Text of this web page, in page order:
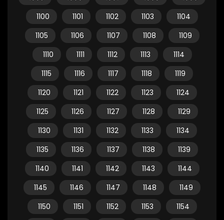
1100
1101 1102 1103
1104
1105
1106 1107 1108
1109
1110
1111 1112 1113
1114
1115
1116 1117 1118
1119
1120
1121 1122 1123
1124
1125
1126 1127 1128
1129
1130
1131 1132 1133
1134
1135
1136 1137 1138
1139
1140
1141 1142 1143
1144
1145
1146 1147 1148
1149
1150
1151 1152 1153
1154